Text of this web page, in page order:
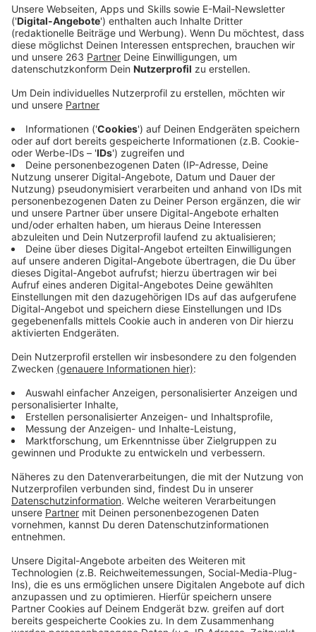
Anzeige
Der Wintereinbruch in Siegen-Wittgenstein hat den
Winterdiensten in unserer Region heute früh reichlich
Mitarbeitenden derAutobahnmeisterei Freudenberg
seit gestern Abend ohne Pause unterwegs, um die
Autobahnen zu streuen und von Schnee zu befreien.
Seit Mitte der Nacht waren auch die
Straßenmeistereien in Wilnsdorf, Erndtebrück und
Kreuztal im Dauereinsatz.
Ein Problem heute Morgen: Nach den Beobachtungen
vonStraßen.NRWwaren sehr viele Autos bereits mit
Sommerreifen unterwegs. Letzteres sorgte auch in
der Siegener Innenstadt für Verkehrsbehinderungen.
Hier ist der Winterdienst nach Auskunft der
Stadtverwaltung den ganzen Tag über mit allen 16
Räumfahrzeugen im Einsatz. Und auch die
Kreispolizeibehörde Siegen-Wittgenstein
gezogen. Demnach gab es heute früh rund 40
Verkehrsunfälle. In den meisten Fällen blieb es bei
Blechschäden. Sechs Personen wurden verletzt. Eine
21-jährige Frau musste mit dem
Rettungshubschrauber nach Marburg geflogen werden.
Sie war auf der L553 zwischen Aue und Röspe mit
ihrem Auto in den Gegenverkehr geraten, wo sie mit
einem anderen PKW kollidierte. Es entstand ein
Sachschaden in Höhe von 20.000 Euro.
ist, sollten Autos mit der falschen Bereifung also am
besten stehen gelassen werden.
Anzeige